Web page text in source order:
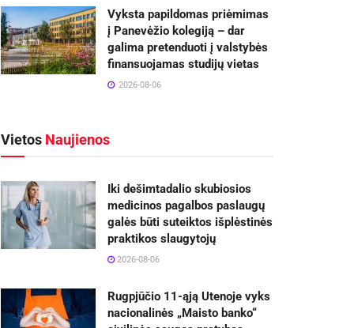
Vyksta papildomas priėmimas
į Panevėžio kolegiją – dar
galima pretenduoti į valstybės
finansuojamas studijų vietas
2026-08-06
Vietos Naujienos
Iki dešimtadalio skubiosios
medicinos pagalbos paslaugų
galės būti suteiktos išplėstinės
praktikos slaugytojų
2026-08-06
Rugpjūčio 11-ąją Utenoje vyks
nacionalinės „Maisto banko“